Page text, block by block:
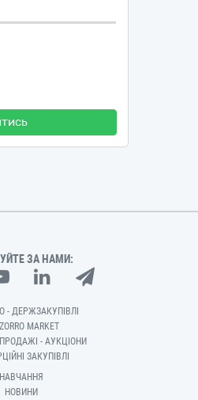
ЗА НАМИ:
- ДЕРЖЗАКУПІВЛІ
MARKET
- АУКЦІОНИ
ЗАКУПІВЛІ
НАВЧАННЯ
НОВИНИ